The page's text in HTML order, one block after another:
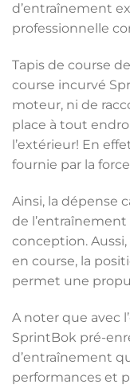
d’entraînement
professionnelle
Tapis de course
course incurvé
moteur, ni de
place à tout
l’extérieur! En
fournie par la
Ainsi, la dépense
de
conception.
en course, la
permet une
A noter que avec
SprintBok pré-
d’entraînement
performances et